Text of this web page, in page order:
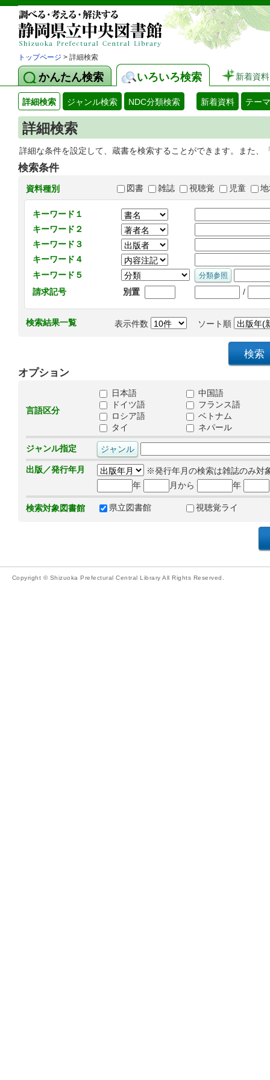
トップページ > 詳細検索
かんたん検索 いろいろ検索 新着資料
詳細検索 ジャンル検索 NDC分類検索 新着資料 テー
詳細検索
詳細な条件を設定して、蔵書を検索することができます。また
検索条件
資料種別 図書 雑誌 視聴覚 児童
キーワード１
キーワード２
キーワード３
キーワード４
キーワード５
請求記号
別置 /
検索結果一覧 表示件数 ソート順
オプション
言語区分
日本語
中国語
ドイツ語
フランス語
ロシア語
ベトナム
タイ
ネパール
ジャンル指定
出版／発行年月
※発行年月の検索は雑誌のみ対
年
月から 年
検索対象図書館 県立図書館 視聴覚ライ
Copyright © Shizuoka Prefectural Central Library All Rights Reserved.